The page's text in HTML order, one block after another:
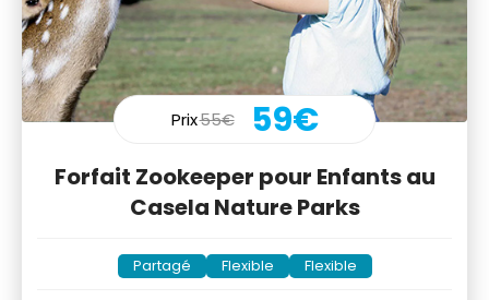
Prix55€ 59€
Forfait Zookeeper pour Enfants au
Casela Nature Parks
Partagé Flexible Flexible